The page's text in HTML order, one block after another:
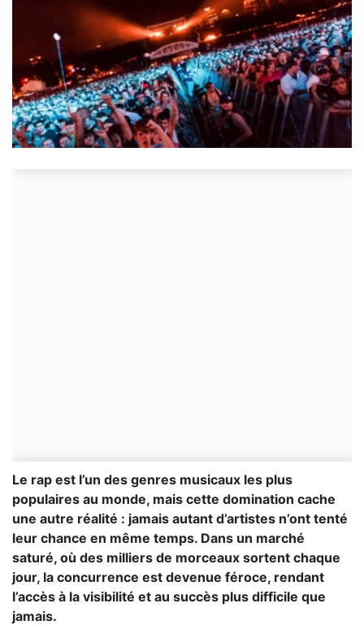
Le rap est l’un des genres musicaux les plus
populaires au monde, mais cette domination cache
une autre réalité : jamais autant d’artistes n’ont tenté
leur chance en même temps. Dans un marché
saturé, où des milliers de morceaux sortent chaque
jour, la concurrence est devenue féroce, rendant
l’accès à la visibilité et au succès plus difficile que
jamais.